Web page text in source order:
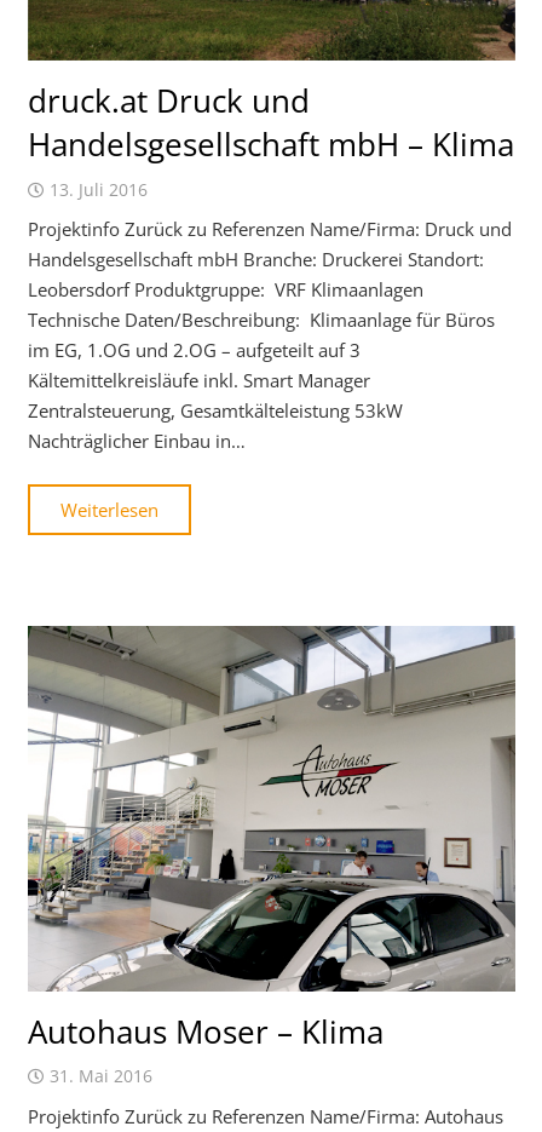
druck.at Druck und
Handelsgesellschaft mbH – Klima
13. Juli 2016
Projektinfo Zurück zu Referenzen Name/Firma: Druck und
Handelsgesellschaft mbH Branche: Druckerei Standort:
Leobersdorf Produktgruppe: VRF Klimaanlagen
Technische Daten/Beschreibung: Klimaanlage für Büros
im EG, 1.OG und 2.OG – aufgeteilt auf 3
Kältemittelkreisläufe inkl. Smart Manager
Zentralsteuerung, Gesamtkälteleistung 53kW
Nachträglicher Einbau in…
Weiterlesen
Autohaus Moser – Klima
31. Mai 2016
Projektinfo Zurück zu Referenzen Name/Firma: Autohaus